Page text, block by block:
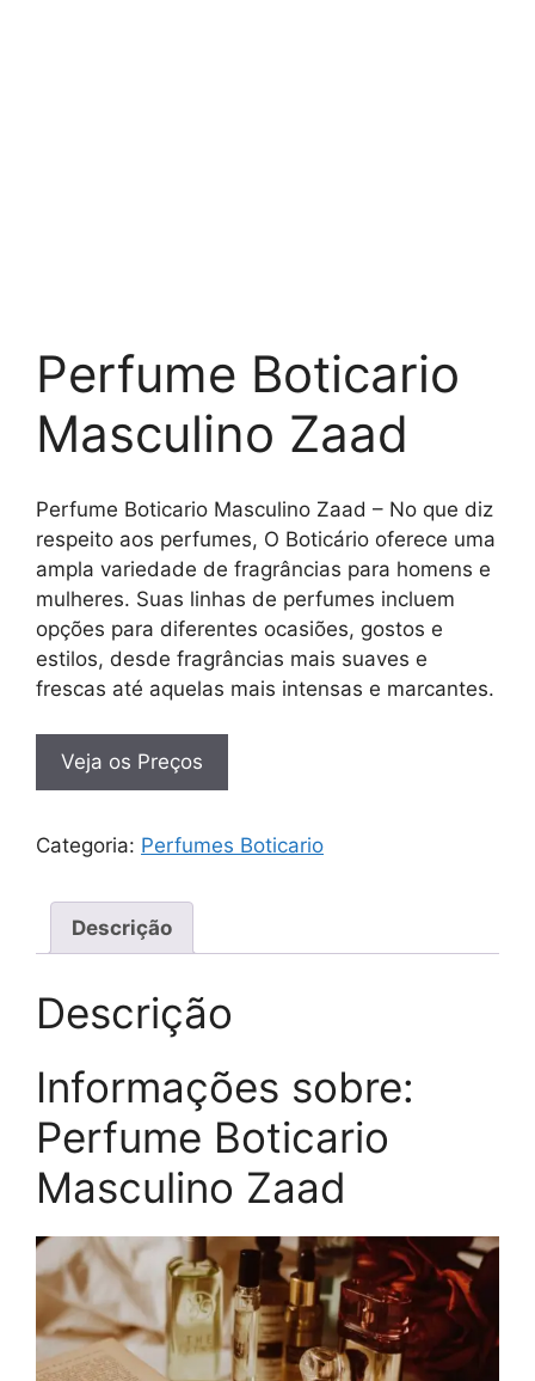
Perfume Boticario
Masculino Zaad
Perfume Boticario Masculino Zaad – No que diz
respeito aos perfumes, O Boticário oferece uma
ampla variedade de fragrâncias para homens e
mulheres. Suas linhas de perfumes incluem
opções para diferentes ocasiões, gostos e
estilos, desde fragrâncias mais suaves e
frescas até aquelas mais intensas e marcantes.
Veja os Preços
Categoria: Perfumes Boticario
Descrição
Descrição
Informações sobre:
Perfume Boticario
Masculino Zaad